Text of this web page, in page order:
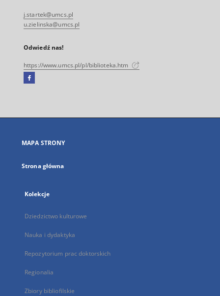
j.startek@umcs.pl
u.zielinska@umcs.pl
Odwiedź nas!
https://www.umcs.pl/pl/biblioteka.htm
Facebook
się
karcie
MAPA STRONY
Strona główna
Kolekcje
Dziedzictwo kulturowe
Nauka i dydaktyka
Repozytorium prac doktorskich
Regionalia
Zbiory bibliofilskie